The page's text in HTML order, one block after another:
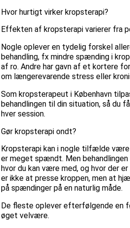
Hvor hurtigt virker kropsterapi?
Effekten af kropsterapi varierer fra
Nogle oplever en tydelig forskel
behandling, fx mindre spænding i
af ro. Andre har gavn af et kortere
om længerevarende stress eller
Som kropsterapeut i København
behandlingen til din situation, så du
hver session.
Gør kropsterapi ondt?
Kropsterapi kan i nogle tilfælde
er meget spændt. Men
hvor du kan være med, og hvor der
er ikke at presse kroppen, men at
på spændinger på en naturlig måde.
De fleste oplever efterfølgende en
øget velvære.